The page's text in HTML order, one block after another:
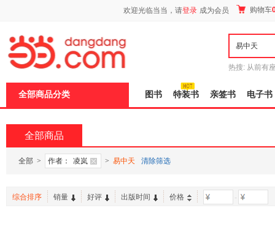
欢迎光临当当，请登录 成为会员 购物车
热搜: 从前有
全部商品分类 图书 特装书 亲签书 电子书
全部商品
全部 > 作者： 凌岚 > 易中天 清除筛选
综合排序 销量 好评 出版时间 价格 -
页
加